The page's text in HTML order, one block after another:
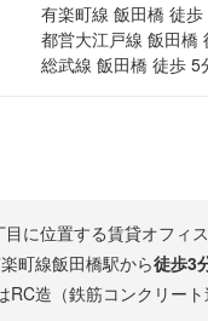
有楽町線 飯田橋 徒歩
都営大江戸線 飯田橋
総武線 飯田橋 徒歩 5
に位置する賃貸オフィ
楽町線飯田橋駅から徒歩3